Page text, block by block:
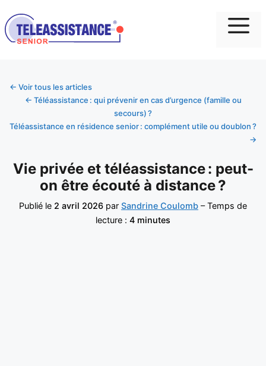
← Voir tous les articles
← Téléassistance : qui prévenir en cas d’urgence (famille ou
secours) ?
Téléassistance en résidence senior : complément utile ou doublon ?
→
Vie privée et téléassistance : peut-
on être écouté à distance ?
Publié le 2 avril 2026 par Sandrine Coulomb – Temps de
lecture : 4 minutes